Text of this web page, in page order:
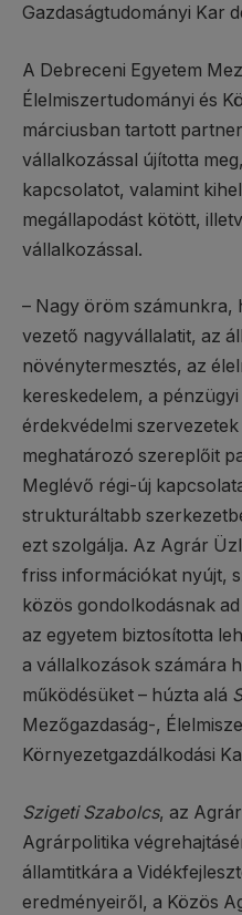
Gazdaságtudományi Kar
A Debreceni Egyetem
Élelmiszertudományi és
márciusban tartott
vállalkozással újította
kapcsolatot, valamint
megállapodást kötött,
vállalkozással.
– Nagy öröm számunkra,
vezető nagyvállalatit, az
növénytermesztés, az
kereskedelem, a
érdekvédelmi
meghatározó szereplőit
Meglévő régi-új
strukturáltabb
ezt szolgálja. Az Agrár
friss információkat nyújt,
közös gondolkodásnak
az egyetem biztosította
a vállalkozások számára
működésüket – húzta alá
Mezőgazdaság-,
Környezetgazdálkodási
Szigeti Szabolcs, az
Agrárpolitika
államtitkára a
eredményeiről, a Közös